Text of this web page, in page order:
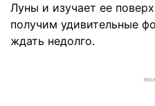
Луны и изучает ее
получим удивительные
ждать недолго.